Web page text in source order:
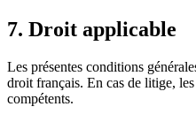
7. Droit applicable
Les présentes conditions
droit français. En cas de litige,
compétents.